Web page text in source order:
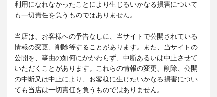
利用になれなかったことにより生じるいかなる損害について
も一切責任を負うものではありません。
当店は、お客様への予告なしに、当サイトで公開されている
情報の変更、削除等することがあります。また、当サイトの
公開を、事由の如何にかかわらず、中断あるいは中止させて
いただくことがあります。これらの情報の変更、削除、公開
の中断又は中止により、お客様に生じたいかなる損害につい
ても当店は一切責任を負うものではありません。